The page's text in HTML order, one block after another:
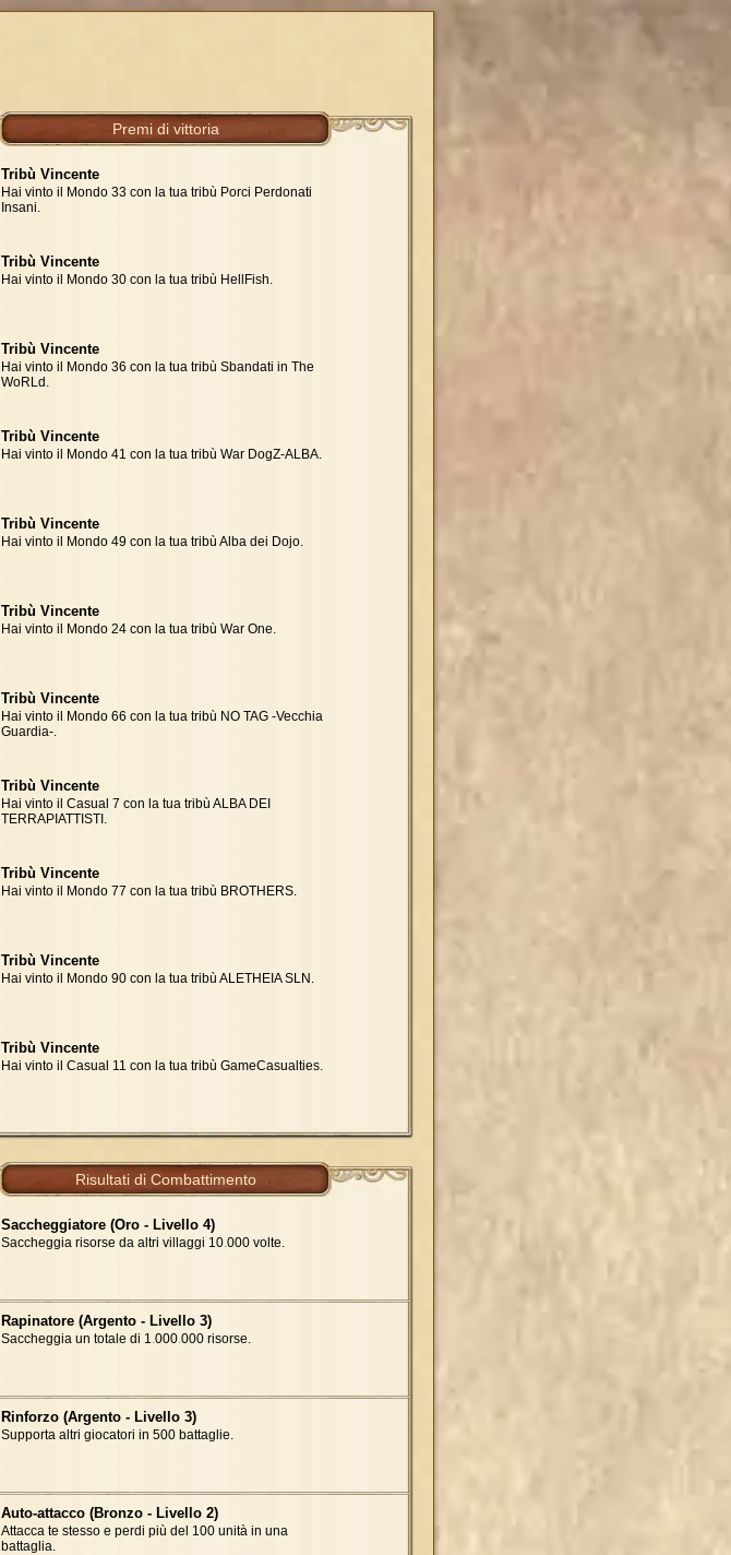
Premi di vittoria
Tribù Vincente
Hai vinto il Mondo 33 con la tua tribù Porci Perdonati
Insani.
Tribù Vincente
Hai vinto il Mondo 30 con la tua tribù HellFish.
Tribù Vincente
Hai vinto il Mondo 36 con la tua tribù Sbandati in The
WoRLd.
Tribù Vincente
Hai vinto il Mondo 41 con la tua tribù War DogZ-ALBA.
Tribù Vincente
Hai vinto il Mondo 49 con la tua tribù Alba dei Dojo.
Tribù Vincente
Hai vinto il Mondo 24 con la tua tribù War One.
Tribù Vincente
Hai vinto il Mondo 66 con la tua tribù NO TAG -Vecchia
Guardia-.
Tribù Vincente
Hai vinto il Casual 7 con la tua tribù ALBA DEI
TERRAPIATTISTI.
Tribù Vincente
Hai vinto il Mondo 77 con la tua tribù BROTHERS.
Tribù Vincente
Hai vinto il Mondo 90 con la tua tribù ALETHEIA SLN.
Tribù Vincente
Hai vinto il Casual 11 con la tua tribù GameCasualties.
Risultati di Combattimento
Saccheggiatore (Oro - Livello 4)
Saccheggia risorse da altri villaggi 10.000 volte.
Rapinatore (Argento - Livello 3)
Saccheggia un totale di 1.000.000 risorse.
Rinforzo (Argento - Livello 3)
Supporta altri giocatori in 500 battaglie.
Auto-attacco (Bronzo - Livello 2)
Attacca te stesso e perdi più del 100 unità in una
battaglia.